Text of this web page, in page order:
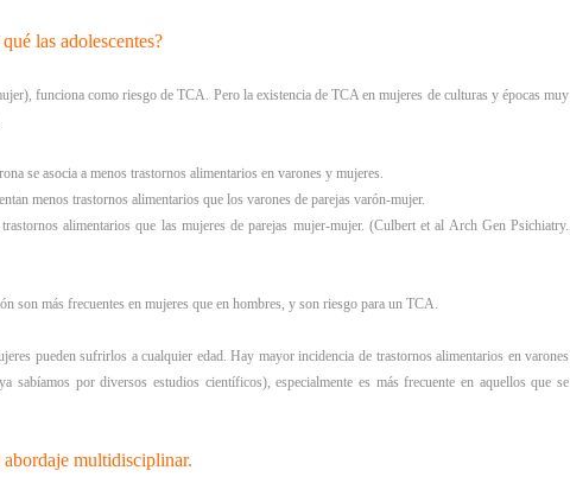
las adolescentes?
funciona como riesgo de TCA. Pero la existencia de TCA en mujeres de culturas y épocas muy
se asocia a menos trastornos alimentarios en varones y mujeres.
menos trastornos alimentarios que los varones de parejas varón-mujer.
alimentarios que las mujeres de parejas mujer-mujer. (Culbert et al Arch Gen Psichiatry.
son más frecuentes en mujeres que en hombres, y son riesgo para un TCA.
pueden sufrirlos a cualquier edad. Hay mayor incidencia de trastornos alimentarios en varones
sabíamos por diversos estudios científicos), especialmente es más frecuente en aquellos que se
multidisciplinar.